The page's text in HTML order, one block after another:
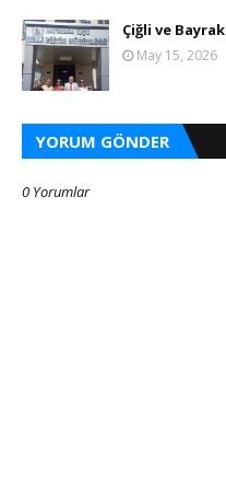
Çiğli ve
May 15, 2026
YORUM GÖNDER
0 Yorumlar